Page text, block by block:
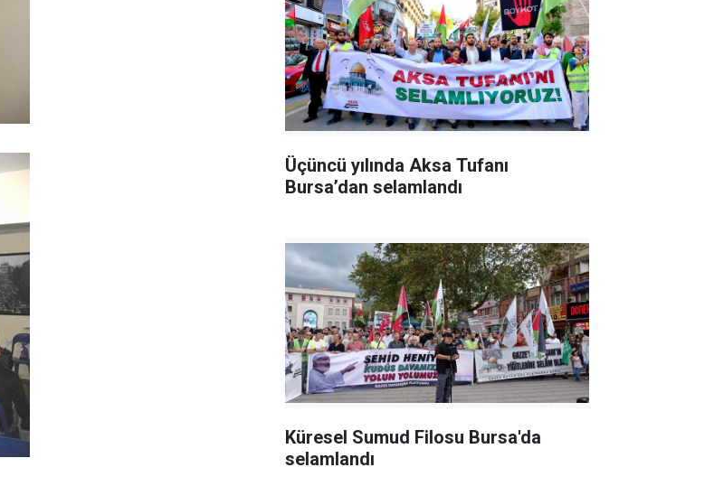
Üçüncü yılında Aksa Tufanı
Bursa’dan selamlandı
Küresel Sumud Filosu Bursa'da
selamlandı